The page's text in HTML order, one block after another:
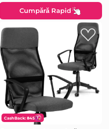
Cumpără Rapid
CashBack: 845